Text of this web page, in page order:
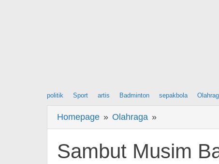
politik Sport artis Badminton sepakbola
Homepage » Olahraga »
Musim
Baru,
Bali
Sambut Musim